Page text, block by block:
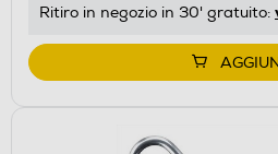
Ritiro in negozio in 30' gratuito: